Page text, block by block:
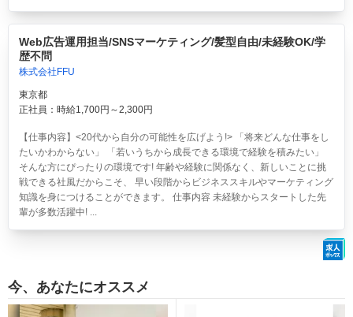
Web広告運用担当/SNSマーケティング/髪型自由/未経験OK/学
歴不問
株式会社FFU
東京都
正社員：時給1,700円～2,300円
【仕事内容】<20代から自分の可能性を広げよう!> 「将来どんな仕事をし
たいかわからない」 「若いうちから成長できる環境で経験を積みたい」
そんな方にぴったりの環境です! 年齢や経験に関係なく、新しいことに挑
戦できる社風だからこそ、 早い段階からビジネススキルやマーケティング
知識を身につけることができます。 仕事内容 未経験からスタートした先
輩が多数活躍中! ...
今、あなたにオススメ